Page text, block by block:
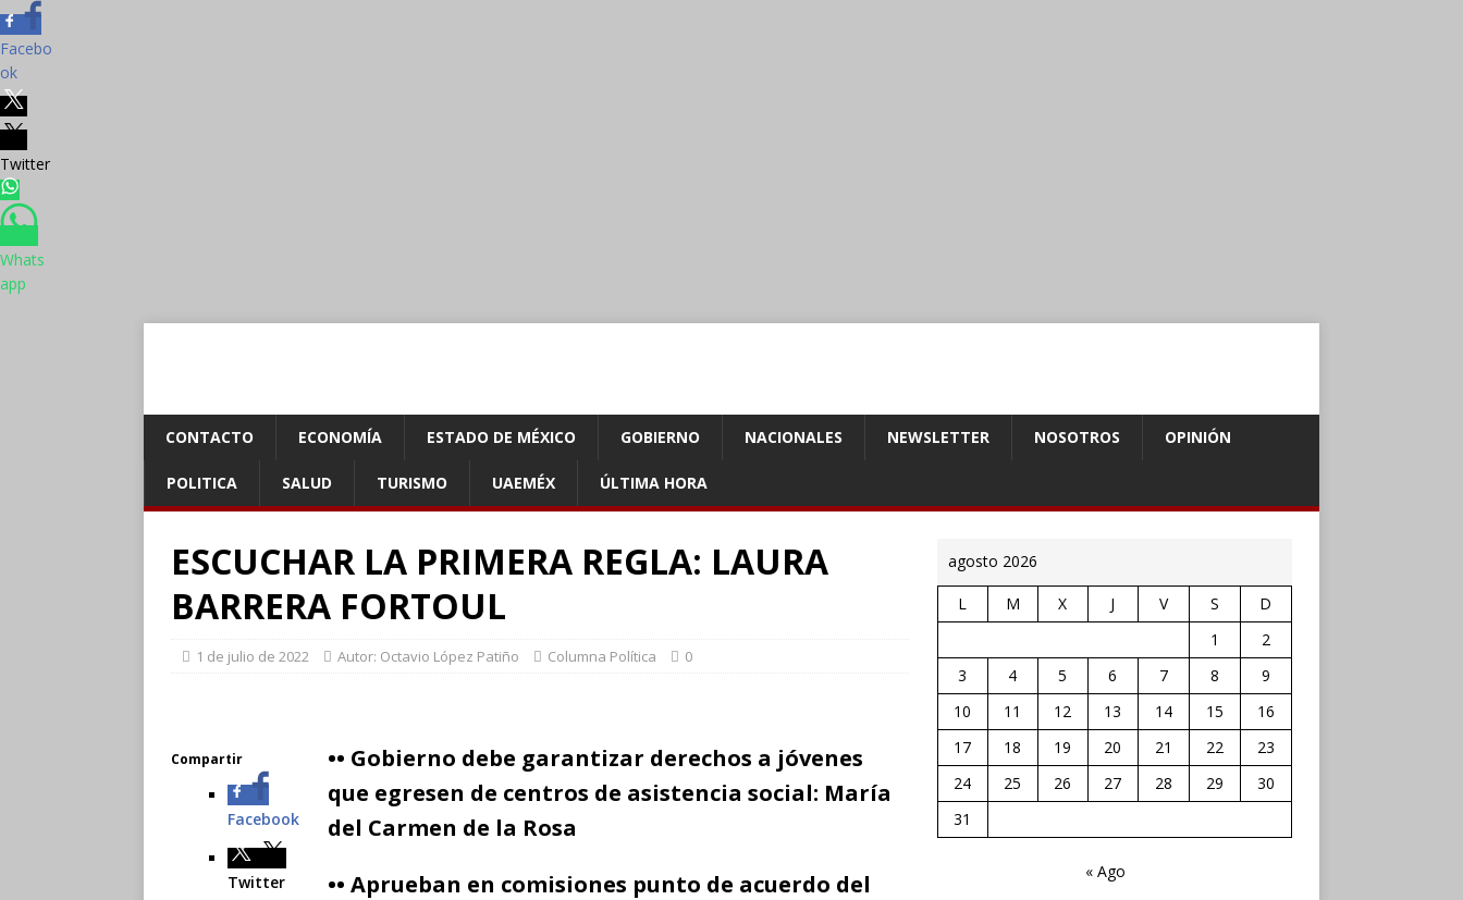
Facebo
ok
Twitter
Whats
app
CONTACTO ECONOMÍA ESTADO DE MÉXICO GOBIERNO NACIONALES NEWSLETTER NOSOTROS OPINIÓN
POLITICA SALUD TURISMO UAEMÉX ÚLTIMA HORA
ESCUCHAR LA PRIMERA REGLA: LAURA
BARRERA FORTOUL
1 de julio de 2022 Autor: Octavio López Patiño Columna Política 0
Compartir
Facebook
Twitter
•• Gobierno debe garantizar derechos a jóvenes
que egresen de centros de asistencia social: María
del Carmen de la Rosa
•• Aprueban en comisiones punto de acuerdo del
agosto 2026
L M X J V S
D
1
2
3
4 5 6 7 8
9
10
11 12 13 14 15
16
17
18 19 20 21 22
23
24
25 26 27 28 29
30
31
« Ago